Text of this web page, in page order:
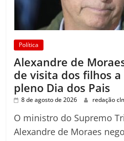
Política
Alexandre de
de visita dos filhos
pleno Dia dos Pais
8 de agosto de 2026 redação
O ministro do Supremo
Alexandre de Moraes